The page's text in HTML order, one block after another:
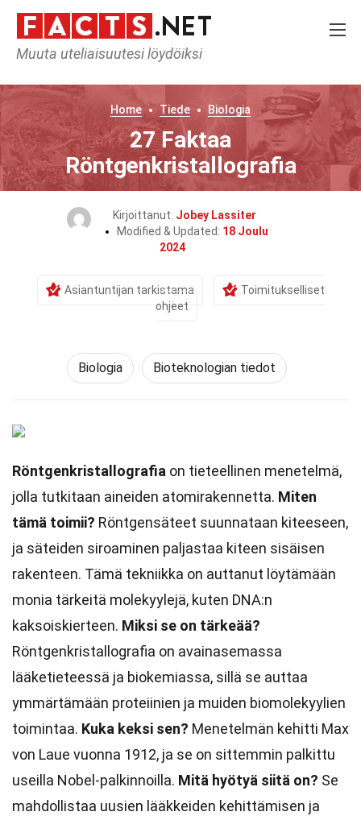
Muuta uteliaisuutesi löydöiksi
Home Tiede Biologia
27 Faktaa
Röntgenkristallografia
Kirjoittanut: Jobey Lassiter
Modified & Updated: 18 Joulu
2024
Asiantuntijan tarkistama
Toimitukselliset
ohjeet
Biologia Bioteknologian tiedot
Röntgenkristallografia on tieteellinen menetelmä,
jolla tutkitaan aineiden atomirakennetta. Miten
tämä toimii? Röntgensäteet suunnataan kiteeseen,
ja säteiden siroaminen paljastaa kiteen sisäisen
rakenteen. Tämä tekniikka on auttanut löytämään
monia tärkeitä molekyylejä, kuten DNA:n
kaksoiskierteen. Miksi se on tärkeää?
Röntgenkristallografia on avainasemassa
lääketieteessä ja biokemiassa, sillä se auttaa
ymmärtämään proteiinien ja muiden biomolekyylien
toimintaa. Kuka keksi sen? Menetelmän kehitti Max
von Laue vuonna 1912, ja se on sittemmin palkittu
useilla Nobel-palkinnoilla. Mitä hyötyä siitä on? Se
mahdollistaa uusien lääkkeiden kehittämisen ja